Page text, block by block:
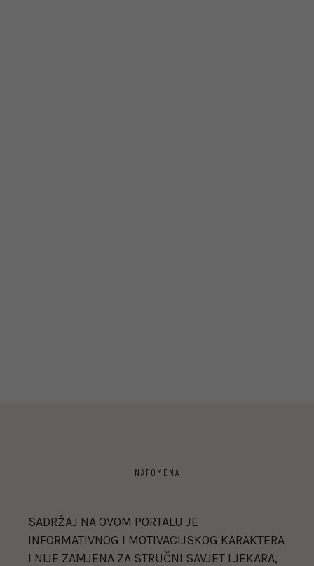
NAPOMENA
SADRŽAJ NA OVOM PORTALU JE
INFORMATIVNOG I MOTIVACIJSKOG KARAKTERA
I NIJE ZAMJENA ZA STRUČNI SAVJET LJEKARA,